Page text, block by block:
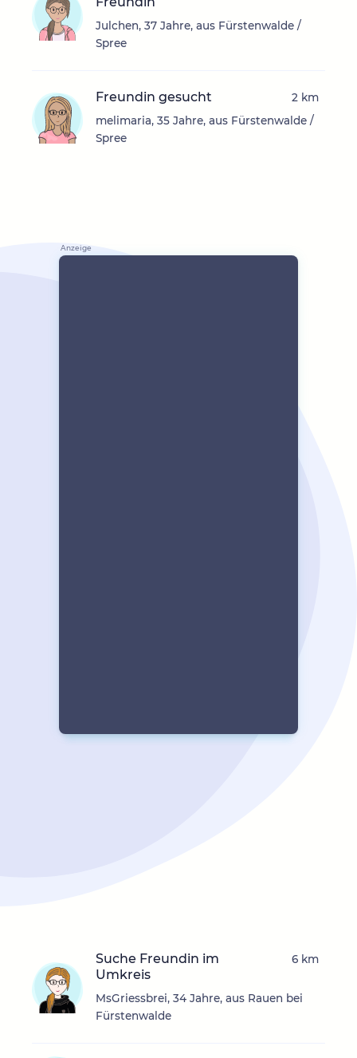
Julchen, 37 Jahre, aus Fürstenwalde /
Spree
Freundin gesucht
melimaria, 35 Jahre, aus Fürstenwalde /
Spree
2 km
Suche Freundin im
Umkreis
MsGriessbrei, 34 Jahre, aus Rauen bei
Fürstenwalde
6 km